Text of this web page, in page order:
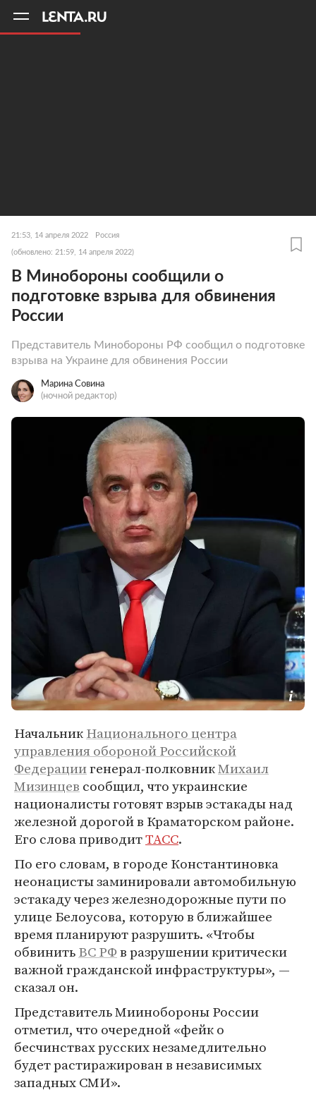
21:53, 14 апреля 2022 Россия
(обновлено: 21:59, 14 апреля 2022)
В Минобороны сообщили о
подготовке взрыва для обвинения
России
Представитель Минобороны РФ сообщил о подготовке
взрыва на Украине для обвинения России
Марина Совина
(ночной редактор)
НачальникНационального центра
управления обороной Российской
Федерациигенерал-полковникМихаил
Мизинцев сообщил, что украинские
националисты готовят взрыв эстакады над
железной дорогой в Краматорском районе.
Его слова приводитТАСС.
По его словам, в городе Константиновка
неонацисты заминировали автомобильную
эстакаду через железнодорожные пути по
улице Белоусова, которую в ближайшее
время планируют разрушить. «Чтобы
обвинитьВС РФв разрушении критически
важной гражданской инфраструктуры», —
сказал он.
Представитель Миинобороны России
отметил, что очередной «фейк о
бесчинствах русских незамедлительно
будет растиражирован в независимых
западных СМИ».